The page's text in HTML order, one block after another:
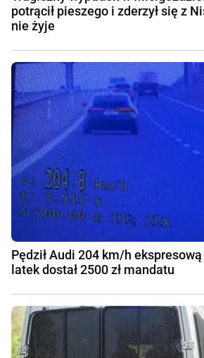
potrącił pieszego i zderzył się z
nie żyje
Pędził Audi 204 km/h
latek dostał 2500 zł mandatu